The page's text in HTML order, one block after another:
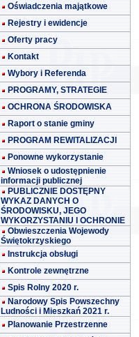
Oświadczenia majątkowe
Rejestry i ewidencje
Oferty pracy
Kontakt
Wybory i Referenda
PROGRAMY, STRATEGIE
OCHRONA ŚRODOWISKA
Raport o stanie gminy
PROGRAM REWITALIZACJI
Ponowne wykorzystanie
Wniosek o udostępnienie
informacji publicznej
PUBLICZNIE DOSTĘPNY
WYKAZ DANYCH O
ŚRODOWISKU, JEGO
WYKORZYSTANIU I OCHRONIE
Obwieszczenia Wojewody
Świętokrzyskiego
Instrukcja obsługi
Kontrole zewnętrzne
Spis Rolny 2020 r.
Narodowy Spis Powszechny
Ludności i Mieszkań 2021 r.
Planowanie Przestrzenne